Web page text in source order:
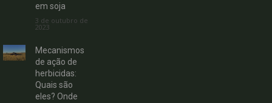
em soja
3 de outubro de
2023
Mecanismos
de ação de
herbicidas:
Quais são
eles? Onde